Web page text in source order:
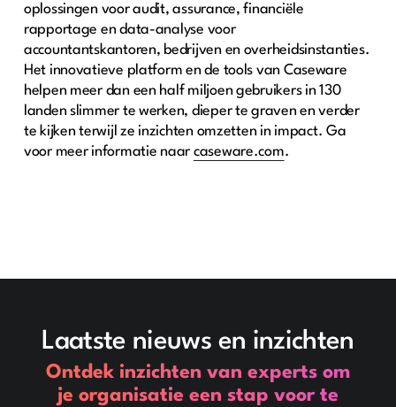
oplossingen voor audit, assurance, financiële
rapportage en data-analyse voor
accountantskantoren, bedrijven en overheidsinstanties.
Het innovatieve platform en de tools van Caseware
helpen meer dan een half miljoen gebruikers in 130
landen slimmer te werken, dieper te graven en verder
te kijken terwijl ze inzichten omzetten in impact. Ga
voor meer informatie naar caseware.com.
Laatste nieuws en inzichten
Ontdek inzichten van experts om
je organisatie een stap voor te